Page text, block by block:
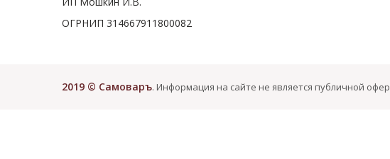
ОГРНИП 314667911800082
2019 © Самоваръ. Информация на сайте не является публичной